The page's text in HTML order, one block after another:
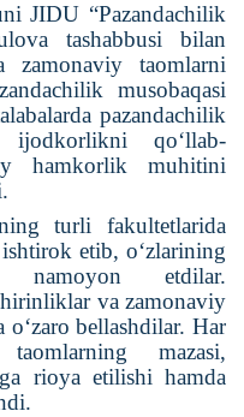
JIDU “Pazandachilik
tashabbusi bilan
zamonaviy taomlarni
musobaqasi
pazandachilik
ijodkorlikni qo‘llab-
hamkorlik muhitini
turli fakultetlarida
etib, o‘zlarining
namoyon etdilar.
va zamonaviy
bellashdilar. Har
mazasi,
rioya etilishi hamda